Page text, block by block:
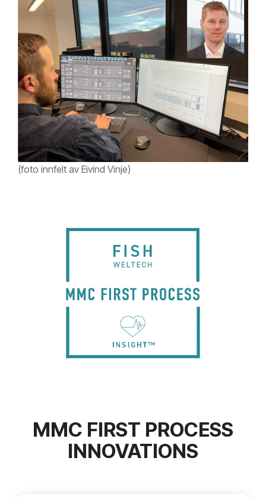
(foto innfelt av Eivind Vinje)
MMC FIRST PROCESS
INNOVATIONS